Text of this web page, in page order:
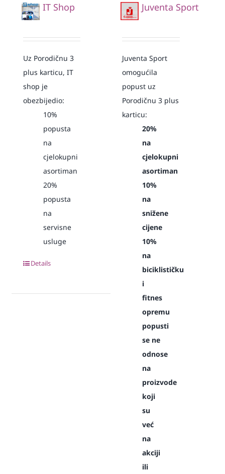
IT Shop
Uz Porodičnu 3
plus karticu, IT
shop je
obezbijedio:
10%
popusta
na
cjelokupni
asortiman
20%
popusta
na
servisne
usluge
Details
Juventa Sport
Juventa Sport
omogućila
popust uz
Porodičnu 3 plus
karticu:
20%
na
cjelokupni
asortiman
10%
na
snižene
cijene
10%
na
biciklističku
i
fitnes
opremu
popusti
se ne
odnose
na
proizvode
koji
su
već
na
akciji
ili